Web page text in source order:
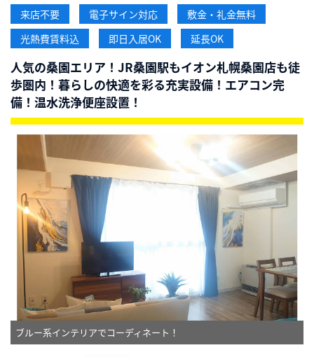
来店不要 電子サイン対応
敷金・礼金無料
光熱費賃料込
即日入居OK 延長OK
人気の桑園エリア！JR桑園駅もイオン札幌桑園店も徒
歩圏内！暮らしの快適を彩る充実設備！エアコン完
備！温水洗浄便座設置！
ブルー系インテリアでコーディネート！